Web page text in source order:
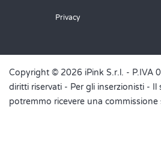
Privacy
Copyright © 2026 iPink S.r.l. - P.IVA
diritti riservati - Per gli inserzionisti - Il
potremmo ricevere una commissione